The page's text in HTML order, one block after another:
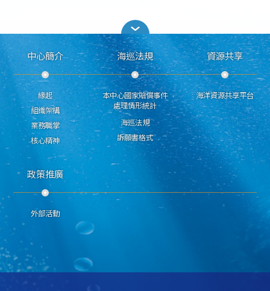
中心簡介
緣起
組織架構
業務職掌
核心精神
海巡法規
本中心國家賠償事件
處理情形統計
海巡法規
訴願書格式
資源共享
海洋資源共享平台
政策推廣
外部活動